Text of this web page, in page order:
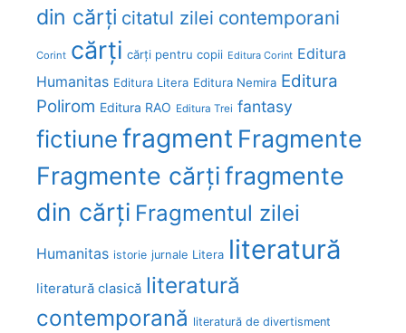
din cărți citatul zilei contemporani
Corint cărți cărți pentru copii Editura Corint Editura
Humanitas Editura Litera Editura Nemira Editura
Polirom Editura RAO Editura Trei fantasy
fictiunefragment Fragmente
Fragmente cărțifragmente
din cărți Fragmentul zilei
Humanitas istorie jurnale Litera literatură
literatură clasică literatură
contemporană literatură de divertisment